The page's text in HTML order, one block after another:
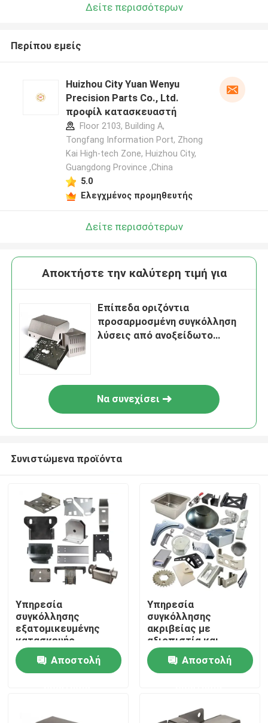
Σπίτι
Βίντεο
Δείτε περισσότερων
Περίπου εμείς
Huizhou City Yuan Wenyu
Precision Parts Co., Ltd.
προφίλ κατασκευαστή
Floor 2103, Building A,
Tongfang Information Port, Zhong
Kai High-tech Zone, Huizhou City,
Guangdong Province ,China
5.0
Ελεγχμένος προμηθευτής
Δείτε περισσότερων
Αποκτήστε την καλύτερη τιμή για
Επίπεδα οριζόντια
προσαρμοσμένη συγκόλληση
λύσεις από ανοξείδωτο
Να συνεχίσει
Συνιστώμενα προϊόντα
Υπηρεσία
συγκόλλησης
εξατομικευμένης
κατασκευής
Αποστολή
Υπηρεσία
συγκόλλησης
ακριβείας με
αξιοπιστία και
ακρίβεια για διάφορα
υλικά
Αποστολή